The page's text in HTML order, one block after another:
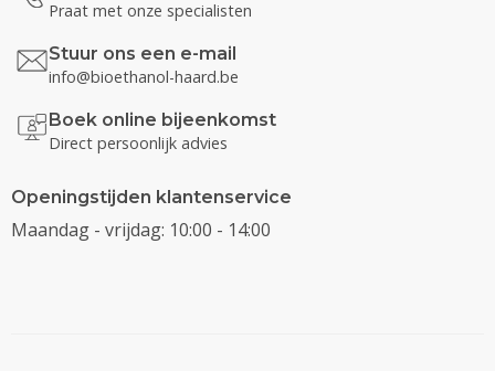
Praat met onze specialisten
Stuur ons een e-mail
info@bioethanol-haard.be
Boek online bijeenkomst
Direct persoonlijk advies
Openingstijden klantenservice
Maandag - vrijdag: 10:00 - 14:00